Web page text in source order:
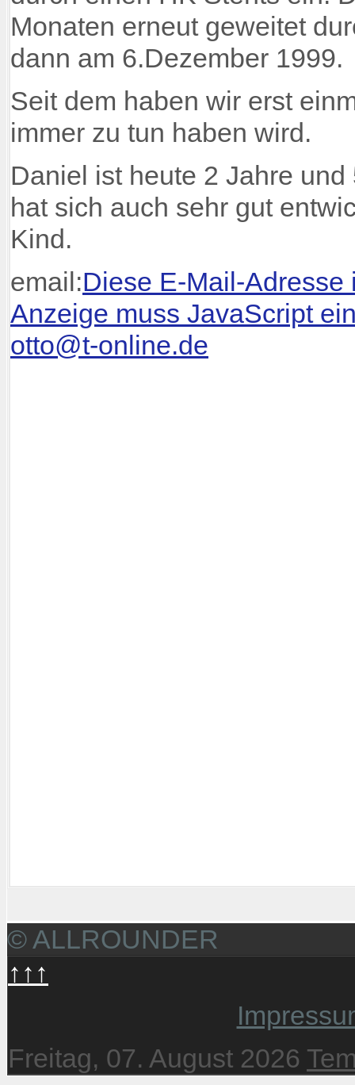
Monaten erneut geweitet
dann am 6.Dezember 1999.
Seit dem haben wir erst
immer zu tun haben wird.
Daniel ist heute 2 Jahre
hat sich auch sehr gut
Kind.
email:Diese E-Mail-Adresse
Anzeige muss JavaScript
otto@t-online.de
© ALLROUNDER
↑↑↑
Freitag, 07. August 2026